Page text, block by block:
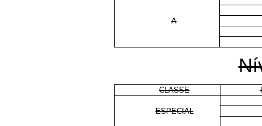
A
CLASSE
ESPECIAL